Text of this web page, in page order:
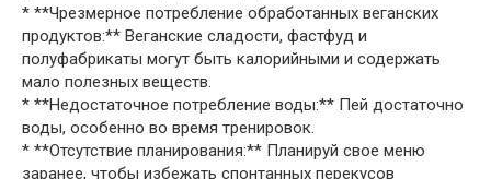
* **Чрезмерное потребление обработанных веганских
продуктов:** Веганские сладости, фастфуд и
полуфабрикаты могут быть калорийными и содержать
мало полезных веществ.
* **Недостаточное потребление воды:** Пей достаточно
воды, особенно во время тренировок.
* **Отсутствие планирования:** Планируй свое меню
заранее, чтобы избежать спонтанных перекусов